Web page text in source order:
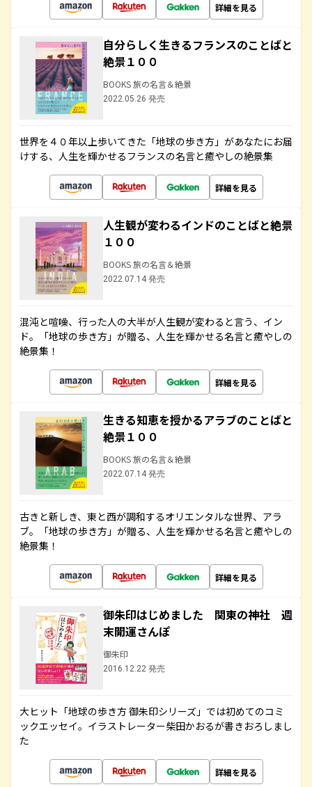
詳細を見る
自分らしく生きるフランスのことばと
絶景１００
BOOKS 旅の名言＆絶景
2022.05.26 発売
世界を４０年以上歩いてきた「地球の歩き方」があなたにお届
けする、人生を輝かせるフランスの名言と癒やしの絶景集
詳細を見る
人生観が変わるインドのことばと絶景
１００
BOOKS 旅の名言＆絶景
2022.07.14 発売
混沌と喧噪、行った人の大半が人生観が変わると言う、イン
ド。「地球の歩き方」が贈る、人生を輝かせる名言と癒やしの
絶景集！
詳細を見る
生きる知恵を授かるアラブのことばと
絶景１００
BOOKS 旅の名言＆絶景
2022.07.14 発売
古きと新しき、東と西が調和するオリエンタルな世界、アラ
ブ。「地球の歩き方」が贈る、人生を輝かせる名言と癒やしの
絶景集！
詳細を見る
御朱印はじめました 関東の神社 週
末開運さんぽ
御朱印
2016.12.22 発売
大ヒット「地球の歩き方 御朱印シリーズ」では初めてのコミ
ックエッセイ。イラストレーター柴田かおるが書きおろしまし
た
詳細を見る